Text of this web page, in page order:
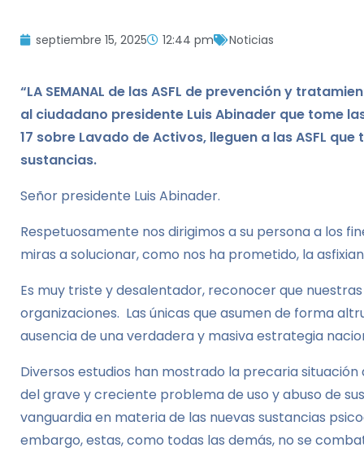
septiembre 15, 2025 12:44 pm Noticias
“LA SEMANAL de las ASFL de prevención y
al ciudadano presidente Luis Abinader que tome
17 sobre Lavado de Activos, lleguen a las ASFL
sustancias.
Señor presidente Luis Abinader.
Respetuosamente nos dirigimos a su persona a los
miras a solucionar, como nos ha prometido, la
Es muy triste y desalentador, reconocer que
organizaciones. Las únicas que asumen de forma
ausencia de una verdadera y masiva estrategia
Diversos estudios han mostrado la precaria
del grave y creciente problema de uso y abuso de
vanguardia en materia de las nuevas sustancias
embargo, estas, como todas las demás, no se